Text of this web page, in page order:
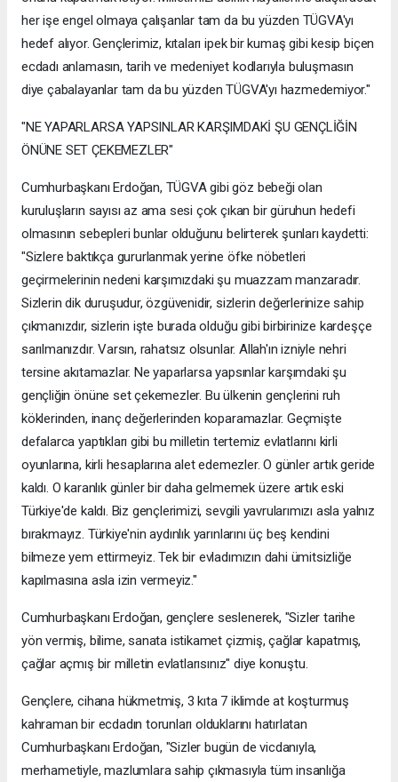
her işe engel olmaya çalışanlar tam da bu yüzden TÜGVA'yı
hedef alıyor. Gençlerimiz, kıtaları ipek bir kumaş gibi kesip biçen
ecdadı anlamasın, tarih ve medeniyet kodlarıyla buluşmasın
diye çabalayanlar tam da bu yüzden TÜGVA'yı hazmedemiyor."
"NE YAPARLARSA YAPSINLAR KARŞIMDAKİ ŞU GENÇLİĞİN
ÖNÜNE SET ÇEKEMEZLER"
Cumhurbaşkanı Erdoğan, TÜGVA gibi göz bebeği olan
kuruluşların sayısı az ama sesi çok çıkan bir güruhun hedefi
olmasının sebepleri bunlar olduğunu belirterek şunları kaydetti:
"Sizlere baktıkça gururlanmak yerine öfke nöbetleri
geçirmelerinin nedeni karşımızdaki şu muazzam manzaradır.
Sizlerin dik duruşudur, özgüvenidir, sizlerin değerlerinize sahip
çıkmanızdır, sizlerin işte burada olduğu gibi birbirinize kardeşçe
sarılmanızdır. Varsın, rahatsız olsunlar. Allah'ın izniyle nehri
tersine akıtamazlar. Ne yaparlarsa yapsınlar karşımdaki şu
gençliğin önüne set çekemezler. Bu ülkenin gençlerini ruh
köklerinden, inanç değerlerinden koparamazlar. Geçmişte
defalarca yaptıkları gibi bu milletin tertemiz evlatlarını kirli
oyunlarına, kirli hesaplarına alet edemezler. O günler artık geride
kaldı. O karanlık günler bir daha gelmemek üzere artık eski
Türkiye'de kaldı. Biz gençlerimizi, sevgili yavrularımızı asla yalnız
bırakmayız. Türkiye'nin aydınlık yarınlarını üç beş kendini
bilmeze yem ettirmeyiz. Tek bir evladımızın dahi ümitsizliğe
kapılmasına asla izin vermeyiz."
Cumhurbaşkanı Erdoğan, gençlere seslenerek, "Sizler tarihe
yön vermiş, bilime, sanata istikamet çizmiş, çağlar kapatmış,
çağlar açmış bir milletin evlatlarısınız" diye konuştu.
Gençlere, cihana hükmetmiş, 3 kıta 7 iklimde at koşturmuş
kahraman bir ecdadın torunları olduklarını hatırlatan
Cumhurbaşkanı Erdoğan, "Sizler bugün de vicdanıyla,
merhametiyle, mazlumlara sahip çıkmasıyla tüm insanlığa